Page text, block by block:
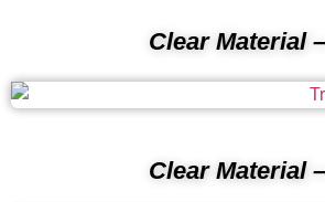
Clear Material
Clear Material